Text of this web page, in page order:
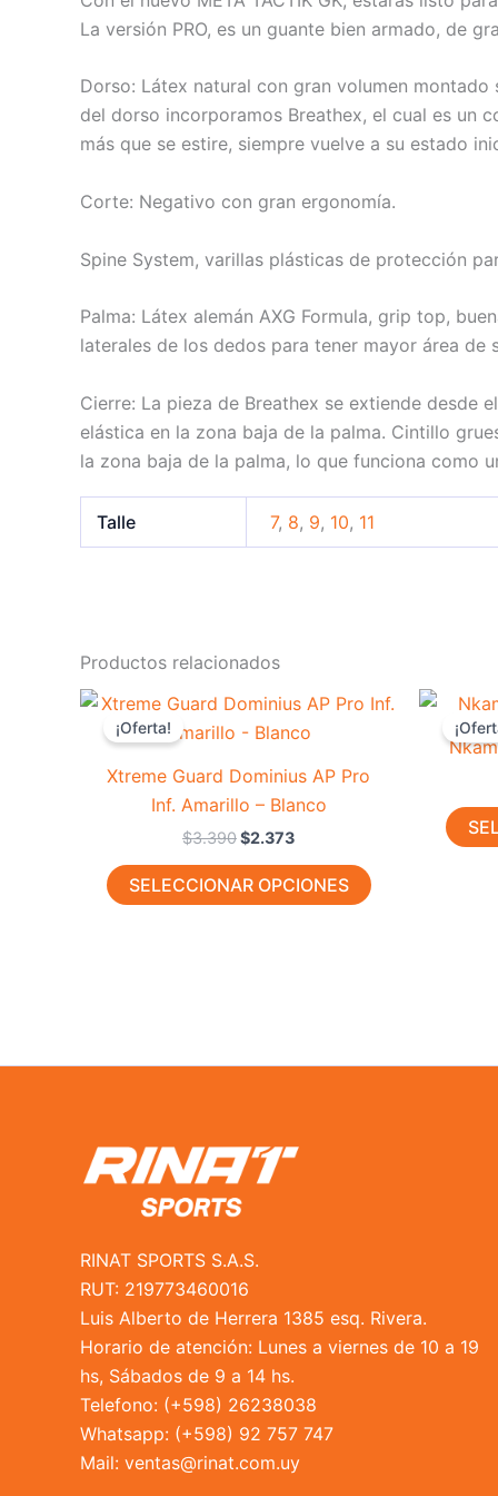
La versión PRO, es un guante bien armado, de
Dorso: Látex natural con gran volumen
del dorso incorporamos Breathex, el cual es un
más que se estire, siempre vuelve a su estado
Corte: Negativo con gran ergonomía.
Spine System, varillas plásticas de protección
Palma: Látex alemán AXG Formula, grip top,
laterales de los dedos para tener mayor área de
Cierre: La pieza de Breathex se extiende desde
elástica en la zona baja de la palma. Cintillo
la zona baja de la palma, lo que funciona como
Talle 7, 8, 9, 10, 11
Productos relacionados
-30%
¡Oferta!
Xtreme Guard Dominius AP Pro
Inf. Amarillo – Blanco
$3.390
El
precio
original
$3.390.
$2.373
El
precio
actual
$2.373.
SELECCIONAR OPCIONES
Este
producto
variantes.
opciones
-50%
RINAT SPORTS S.A.S.
RUT: 219773460016
Luis Alberto de Herrera 1385 esq. Rivera.
Horario de atención: Lunes a viernes de 10 a 19
hs, Sábados de 9 a 14 hs.
Telefono: (+598) 26238038
Whatsapp: (+598) 92 757 747
Mail: ventas@rinat.com.uy